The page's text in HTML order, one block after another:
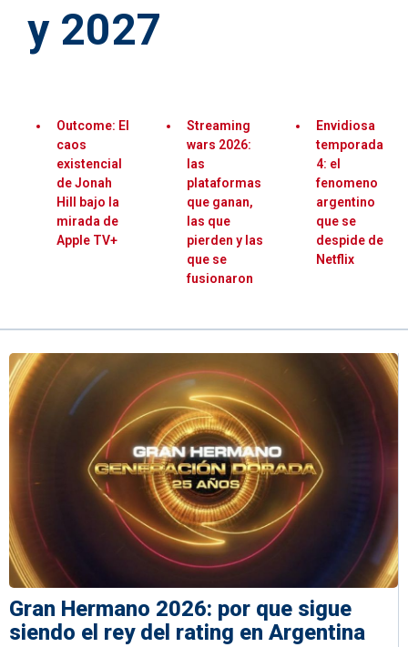
y 2027
Outcome: El
caos
existencial
de Jonah
Hill bajo la
mirada de
Apple TV+
Streaming
wars 2026:
las
plataformas
que ganan,
las que
pierden y las
que se
fusionaron
Envidiosa
temporada
4: el
fenomeno
argentino
que se
despide de
Netflix
Gran Hermano 2026: por que sigue
siendo el rey del rating en Argentina